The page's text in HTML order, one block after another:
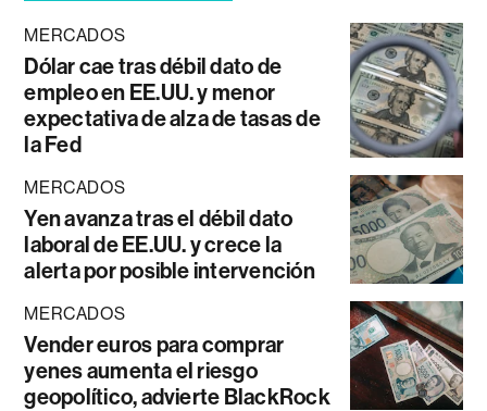
MERCADOS
Dólar cae tras débil dato de
empleo en EE.UU. y menor
expectativa de alza de tasas de
la Fed
MERCADOS
Yen avanza tras el débil dato
laboral de EE.UU. y crece la
alerta por posible intervención
MERCADOS
Vender euros para comprar
yenes aumenta el riesgo
geopolítico, advierte BlackRock